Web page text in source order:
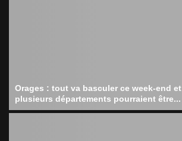
Orages : tout va basculer ce week-end et
plusieurs départements pourraient être...